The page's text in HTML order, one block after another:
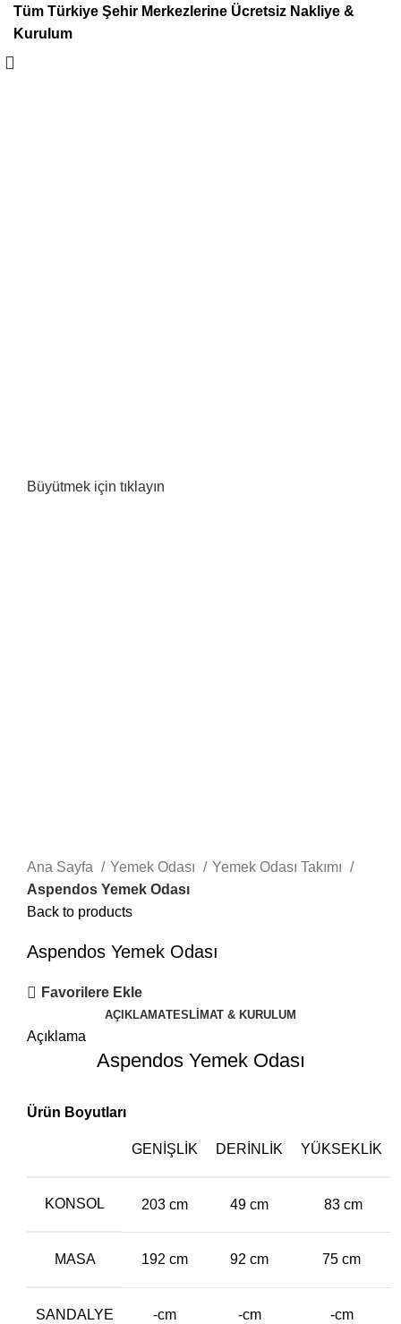
Tüm Türkiye Şehir Merkezlerine Ücretsiz Nakliye &
Kurulum
Büyütmek için tıklayın
Ana Sayfa Yemek Odası
Yemek Odası Takımı
Aspendos Yemek Odası
Back to products
Aspendos Yemek Odası
Favorilere Ekle
AÇIKLAMATESLIMAT & KURULUM
Açıklama
Aspendos Yemek Odası
Ürün Boyutları
GENIŞLIK DERINLIK YÜKSEKLIK
KONSOL 203 cm 49 cm 83 cm
MASA 192 cm 92 cm 75 cm
SANDALYE -cm -cm -cm